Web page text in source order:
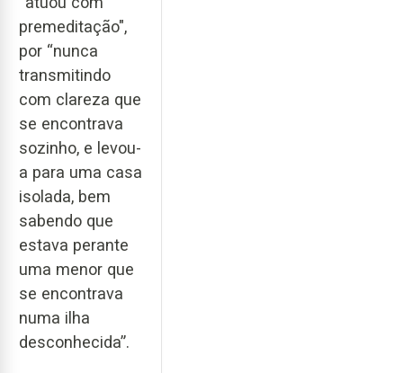
premeditação",
por “nunca
transmitindo
com clareza que
se encontrava
sozinho, e levou-
a para uma casa
isolada, bem
sabendo que
estava perante
uma menor que
se encontrava
numa ilha
desconhecida”.